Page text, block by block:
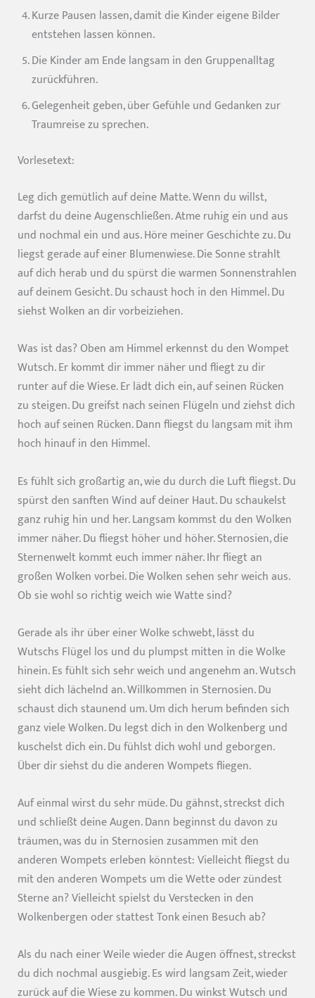
Kurze Pausen lassen, damit die Kinder eigene Bilder
entstehen lassen können.
Die Kinder am Ende langsam in den Gruppenalltag
zurückführen.
Gelegenheit geben, über Gefühle und Gedanken zur
Traumreise zu sprechen.
Vorlesetext:
Leg dich gemütlich auf deine Matte. Wenn du willst,
darfst du deine Augenschließen. Atme ruhig ein und aus
und nochmal ein und aus. Höre meiner Geschichte zu. Du
liegst gerade auf einer Blumenwiese. Die Sonne strahlt
auf dich herab und du spürst die warmen Sonnenstrahlen
auf deinem Gesicht. Du schaust hoch in den Himmel. Du
siehst Wolken an dir vorbeiziehen.
Was ist das? Oben am Himmel erkennst du den Wompet
Wutsch. Er kommt dir immer näher und fliegt zu dir
runter auf die Wiese. Er lädt dich ein, auf seinen Rücken
zu steigen. Du greifst nach seinen Flügeln und ziehst dich
hoch auf seinen Rücken. Dann fliegst du langsam mit ihm
hoch hinauf in den Himmel.
Es fühlt sich großartig an, wie du durch die Luft fliegst. Du
spürst den sanften Wind auf deiner Haut. Du schaukelst
ganz ruhig hin und her. Langsam kommst du den Wolken
immer näher. Du fliegst höher und höher. Sternosien, die
Sternenwelt kommt euch immer näher. Ihr fliegt an
großen Wolken vorbei. Die Wolken sehen sehr weich aus.
Ob sie wohl so richtig weich wie Watte sind?
Gerade als ihr über einer Wolke schwebt, lässt du
Wutschs Flügel los und du plumpst mitten in die Wolke
hinein. Es fühlt sich sehr weich und angenehm an. Wutsch
sieht dich lächelnd an. Willkommen in Sternosien. Du
schaust dich staunend um. Um dich herum befinden sich
ganz viele Wolken. Du legst dich in den Wolkenberg und
kuschelst dich ein. Du fühlst dich wohl und geborgen.
Über dir siehst du die anderen Wompets fliegen.
Auf einmal wirst du sehr müde. Du gähnst, streckst dich
und schließt deine Augen. Dann beginnst du davon zu
träumen, was du in Sternosien zusammen mit den
anderen Wompets erleben könntest: Vielleicht fliegst du
mit den anderen Wompets um die Wette oder zündest
Sterne an? Vielleicht spielst du Verstecken in den
Wolkenbergen oder stattest Tonk einen Besuch ab?
Als du nach einer Weile wieder die Augen öffnest, streckst
du dich nochmal ausgiebig. Es wird langsam Zeit, wieder
zurück auf die Wiese zu kommen. Du winkst Wutsch und